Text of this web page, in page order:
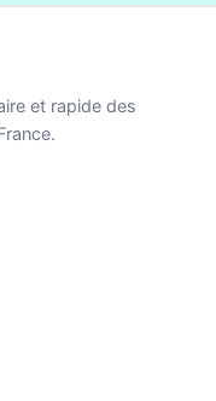
et rapide des